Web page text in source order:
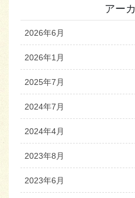
アー
2026年6月
2026年1月
2025年7月
2024年7月
2024年4月
2023年8月
2023年6月